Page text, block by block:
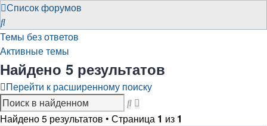
Список форумов
Поиск
Темы без ответов
Активные темы
Найдено 5 результатов
Перейти к расширенному поиску
Поиск
поиск
Найдено 5 результатов • Страница 1 из 1